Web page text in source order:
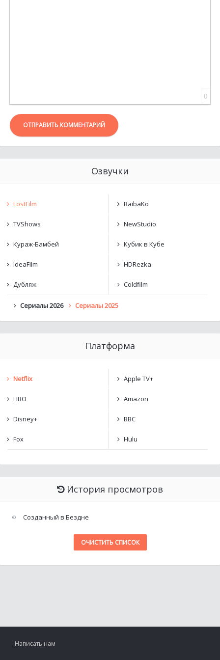
0
ОТПРАВИТЬ КОММЕНТАРИЙ
Озвучки
LostFilm BaibaKo
TVShows NewStudio
Кураж-Бамбей Кубик в Кубе
IdeaFilm HDRezka
Дубляж Coldfilm
Сериалы 2026 Сериалы 2025
Платформа
Netflix Apple TV+
HBO Amazon
Disney+ BBC
Fox Hulu
История просмотров
Созданный в Бездне
ОЧИСТИТЬ СПИСОК
Написать нам